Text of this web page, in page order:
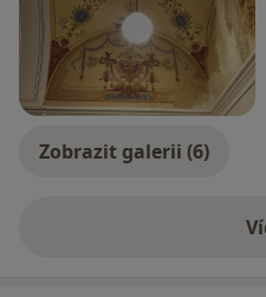
Zobrazit galerii (6)